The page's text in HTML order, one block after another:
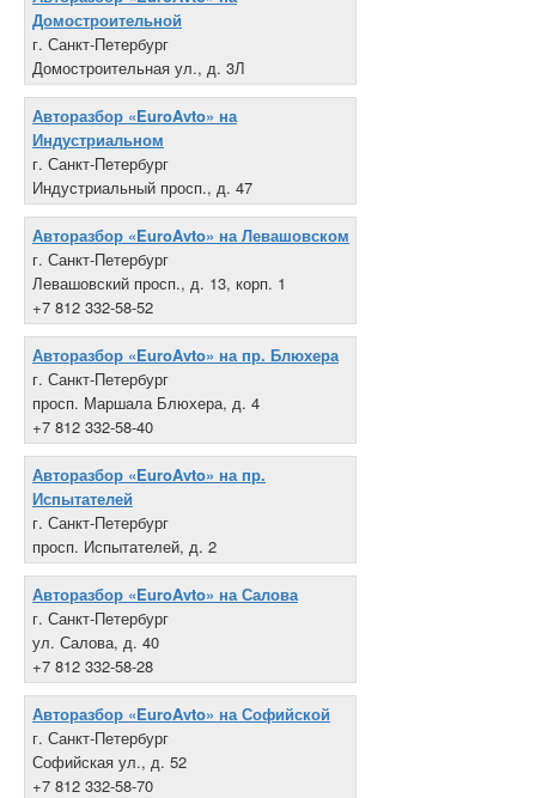
Домостроительной
г. Санкт-Петербург
Домостроительная ул., д. 3Л
+7 812 332-58-21
Авторазбор «EuroAvto» на
Индустриальном
г. Санкт-Петербург
Индустриальный просп., д. 47
+7 812 332-58-10
Авторазбор «EuroAvto» на Левашовском
г. Санкт-Петербург
Левашовский просп., д. 13, корп. 1
+7 812 332-58-52
Авторазбор «EuroAvto» на пр. Блюхера
г. Санкт-Петербург
просп. Маршала Блюхера, д. 4
+7 812 332-58-40
Авторазбор «EuroAvto» на пр.
Испытателей
г. Санкт-Петербург
просп. Испытателей, д. 2
+7 812 332-58-30
Авторазбор «EuroAvto» на Салова
г. Санкт-Петербург
ул. Салова, д. 40
+7 812 332-58-28
Авторазбор «EuroAvto» на Софийской
г. Санкт-Петербург
Софийская ул., д. 52
+7 812 332-58-70